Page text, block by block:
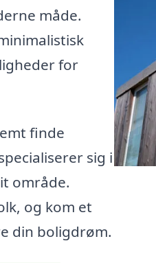
måde.
for
finde
sig i
område.
og kom et
din boligdrøm.